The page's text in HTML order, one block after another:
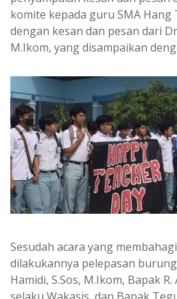
komite kepada guru SMA Hang
dengan kesan dan pesan dari
M.Ikom, yang disampaikan
Sesudah acara yang
dilakukannya pelepasan
Hamidi, S.Sos, M.Ikom, Bapak R.